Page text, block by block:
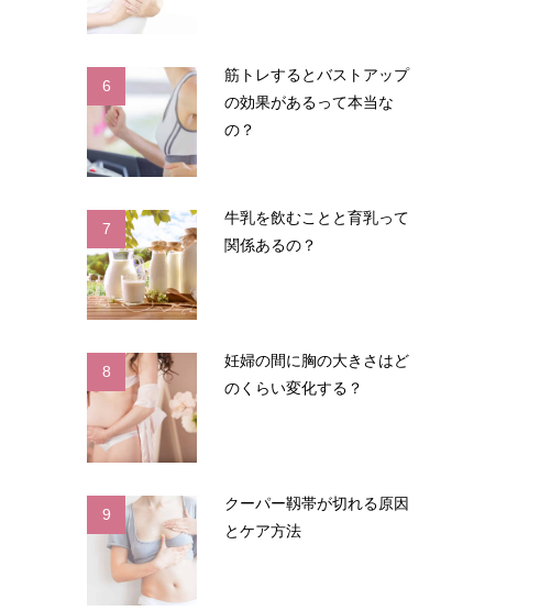
6
筋トレするとバストアップ
の効果があるって本当な
の？
7
牛乳を飲むことと育乳って
関係あるの？
8
妊婦の間に胸の大きさはど
のくらい変化する？
9
クーパー靱帯が切れる原因
とケア方法